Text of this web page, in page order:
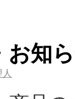
お知